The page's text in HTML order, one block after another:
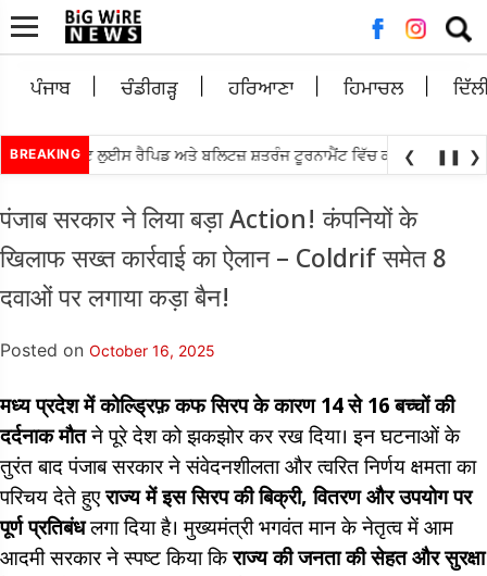
for:
ਪੰਜਾਬ ਚੰਡੀਗੜ੍ਹ ਹਰਿਆਣਾ ਹਿਮਾਚਲ
BREAKINGਸੇਂਟ ਲੁਈਸ ਰੈਪਿਡ ਅਤੇ ਬਲਿਟਜ਼ ਸ਼ਤਰੰਜ ਟੂਰਨਾਮੈਂਟ ਵਿੱਚ ਕੀਤਾ ਟਾਪ
❮ ❚❚ ❯
पंजाब सरकार ने लिया बड़ा Action! कंपनियों के
खिलाफ सख्त कार्रवाई का ऐलान – Coldrif समेत 8
दवाओं पर लगाया कड़ा बैन!
Posted on October 16, 2025
मध्य प्रदेश में कोल्ड्रिफ़ कफ सिरप के कारण 14 से 16 बच्चों की
दर्दनाक मौतने पूरे देश को झकझोर कर रख दिया। इन घटनाओं के
तुरंत बाद पंजाब सरकार ने संवेदनशीलता और त्वरित निर्णय क्षमता का
परिचय देते हुएराज्य में इस सिरप की बिक्री, वितरण और उपयोग पर
पूर्ण प्रतिबंधलगा दिया है। मुख्यमंत्री भगवंत मान के नेतृत्व में आम
आदमी सरकार ने स्पष्ट किया किराज्य की जनता की सेहत और सुरक्षा